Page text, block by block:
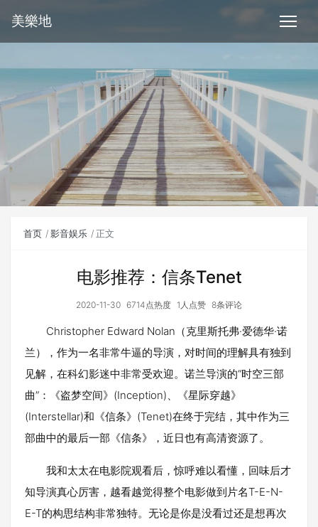
美樂地
首页 影音娱乐 正文
电影推荐：信条Tenet
2020-11-30 6714点热度 1人点赞 8条评论
Christopher Edward Nolan（克里斯托弗·爱德华·诺
兰），作为一名非常牛逼的导演，对时间的理解具有独到
见解，在科幻影迷中非常受欢迎。诺兰导演的“时空三部
曲”：《盗梦空间》(Inception)、《星际穿越》
(Interstellar)和《信条》(Tenet)在终于完结，其中作为三
部曲中的最后一部《信条》，近日也有高清资源了。
我和太太在电影院观看后，惊呼难以看懂，回味后才
知导演真心厉害，越看越觉得整个电影做到片名T-E-N-
E-T的构思结构非常独特。无论是你是没看过还是想再次